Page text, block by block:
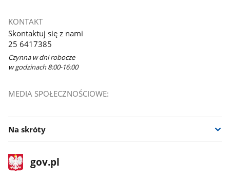
KONTAKT
Skontaktuj się z nami
25 6417385
Czynna w dni robocze
w godzinach 8:00-16:00
MEDIA SPOŁECZNOŚCIOWE:
Na skróty
stopka
gov.plStrona
gov.pl